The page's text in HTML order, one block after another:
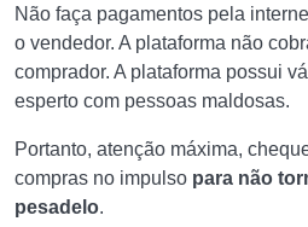
Não faça pagamentos pela
o vendedor. A plataforma não
comprador. A plataforma possui
esperto com pessoas maldosas.
Portanto, atenção máxima,
compras no impulso para não
pesadelo.